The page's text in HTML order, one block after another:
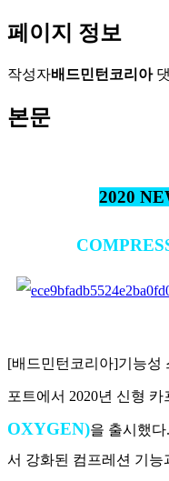
페이지 정보
작성자배드민턴코리아
본문
2020
[배드민턴코리아]기능성
포트에서 2020년 신형 카
OXYGEN)을 출시했
서 강화된 컴프레션 기능